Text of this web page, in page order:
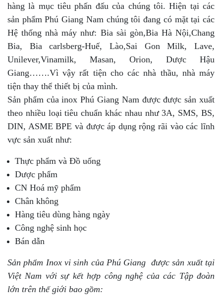
hàng là mục tiêu phấn đấu của chúng tôi. Hiện tại các
sản phẩm Phú Giang Nam chúng tôi đang có mặt tại các
Hệ thống nhà máy như: Bia sài gòn,Bia Hà Nội,Chang
Bia, Bia carlsberg-Huế, Lào,Sai Gon Milk, Lave,
Unilever,Vinamilk, Masan, Orion, Dược Hậu
Giang…….Vì vậy rất tiện cho các nhà thầu, nhà máy
tiện thay thể thiết bị của mình.
Sản phẩm của inox Phú Giang Nam được được sản xuất
theo nhiều loại tiêu chuẩn khác nhau như 3A, SMS, BS,
DIN, ASME BPE và được áp dụng rộng rãi vào các lĩnh
vực sản xuất như:
Thực phẩm và Đồ uống
Dược phẩm
CN Hoá mỹ phẩm
Chân không
Hàng tiêu dùng hàng ngày
Công nghệ sinh học
Bán dẫn
Sản phẩm Inox vi sinh của Phú Giang được sản xuất tại
Việt Nam với sự kết hợp công nghệ của các Tập đoàn
lớn trên thế giới bao gồm: